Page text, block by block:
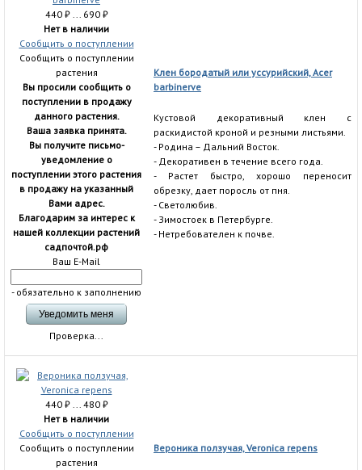
440 ₽... 690 ₽
Нет в наличии
Сообщить о поступлении
Сообщить о поступлении
растения
Вы просили сообщить о
поступлении в продажу
данного растения.
Ваша заявка принята.
Вы получите письмо-
уведомление о
поступлении этого растения
в продажу на указанный
Вами адрес.
Благодарим за интерес к
нашей коллекции растений
садпочтой.рф
Ваш E-Mail
- обязательно к заполнению
Проверка...
Клен бородатый или уссурийский, Acer
barbinerve
Кустовой декоративный клен с
раскидистой кроной и резными листьями.
- Родина – Дальний Восток.
- Декоративен в течение всего года.
- Растет быстро, хорошо переносит
обрезку, дает поросль от пня.
- Светолюбив.
- Зимостоек в Петербурге.
- Нетребователен к почве.
440 ₽... 480 ₽
Нет в наличии
Сообщить о поступлении
Сообщить о поступлении
растения
Вероника ползучая, Veronica repens